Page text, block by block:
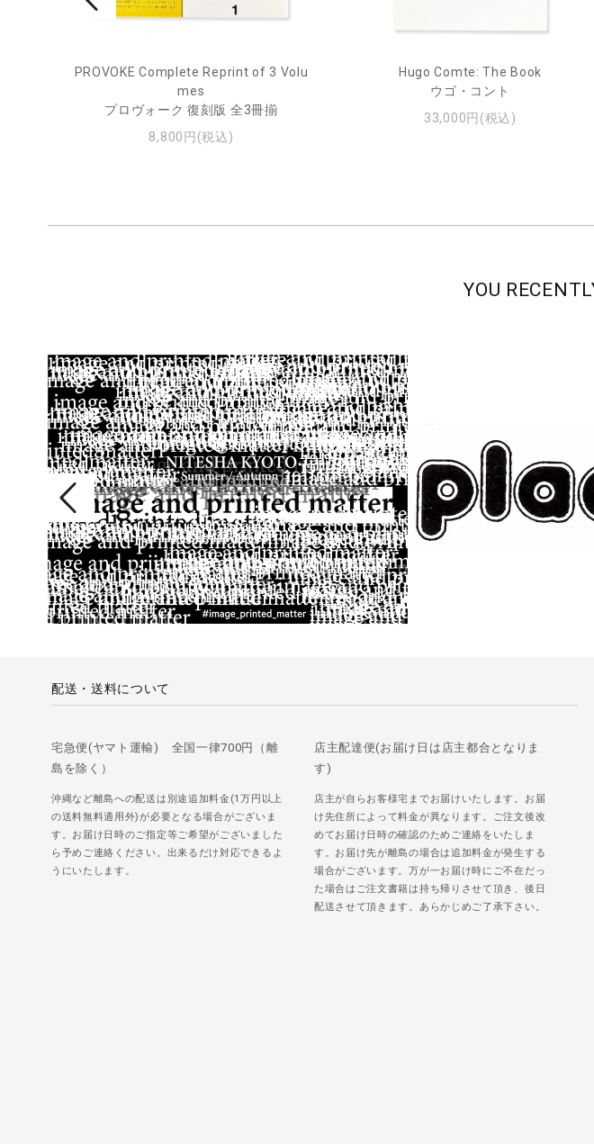
PROVOKE Complete Reprint of 3 Volu
mes
プロヴォーク 復刻版 全3冊揃
8,800円(税込)
Hugo Comte: The Book
ウゴ・コント
33,000円(税込)
YOU
配送・送料について
宅急便(ヤマト運輸) 全国一律700円（離
島を除く）
沖縄など離島への配送は別途追加料金(1万円以上
の送料無料適用外)が必要となる場合がございま
す。お届け日時のご指定等ご希望がございました
ら予めご連絡ください。出来るだけ対応できるよ
うにいたします。
店主配達便(お届け日は店主都合となりま
す)
店主が自らお客様宅までお届けいたします。お届
け先住所によって料金が異なります。ご注文後改
めてお届け日時の確認のためご連絡をいたしま
す。お届け先が離島の場合は追加料金が発生する
場合がございます。万が一お届け時にご不在だっ
た場合はご注文書籍は持ち帰りさせて頂き、後日
配送させて頂きます。あらかじめご了承下さい。